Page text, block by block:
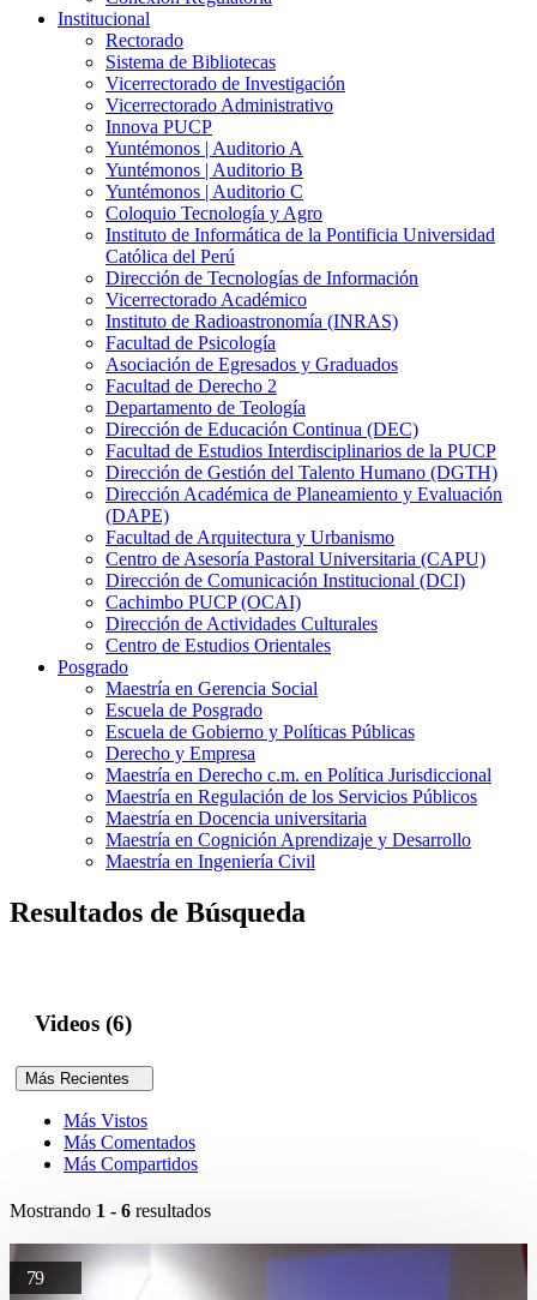
Institucional
Rectorado
Sistema de Bibliotecas
Vicerrectorado de Investigación
Vicerrectorado Administrativo
Innova PUCP
Yuntémonos | Auditorio A
Yuntémonos | Auditorio B
Yuntémonos | Auditorio C
Coloquio Tecnología y Agro
Instituto de Informática de la Pontificia Universidad
Católica del Perú
Dirección de Tecnologías de Información
Vicerrectorado Académico
Instituto de Radioastronomía (INRAS)
Facultad de Psicología
Asociación de Egresados y Graduados
Facultad de Derecho 2
Departamento de Teología
Dirección de Educación Continua (DEC)
Facultad de Estudios Interdisciplinarios de la PUCP
Dirección de Gestión del Talento Humano (DGTH)
Dirección Académica de Planeamiento y Evaluación
(DAPE)
Facultad de Arquitectura y Urbanismo
Centro de Asesoría Pastoral Universitaria (CAPU)
Dirección de Comunicación Institucional (DCI)
Cachimbo PUCP (OCAI)
Dirección de Actividades Culturales
Centro de Estudios Orientales
Posgrado
Maestría en Gerencia Social
Escuela de Posgrado
Escuela de Gobierno y Políticas Públicas
Derecho y Empresa
Maestría en Derecho c.m. en Política Jurisdiccional
Maestría en Regulación de los Servicios Públicos
Maestría en Docencia universitaria
Maestría en Cognición Aprendizaje y Desarrollo
Maestría en Ingeniería Civil
Resultados de Búsqueda
Videos (6)
Más Recientes
Más Vistos
Más Comentados
Más Compartidos
Mostrando 1 - 6 resultados
79